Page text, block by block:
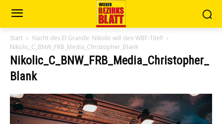
Start
Nacht des El Grande: Nikolic will den WBF-Titel!
Nikolic_C_BNW_FRB_Media_Christopher_Blank
Nikolic_C_BNW_FRB_Media_Christopher_
Blank